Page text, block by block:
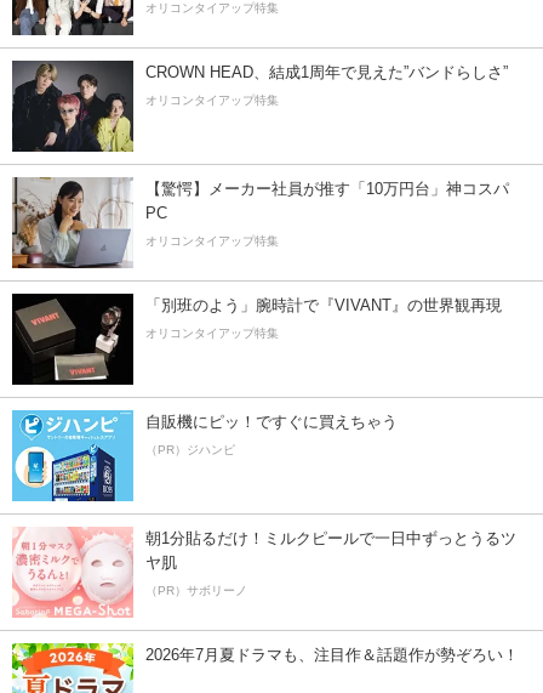
オリコンタイアップ特集
CROWN HEAD、結成1周年で見えた”バンドらしさ”
オリコンタイアップ特集
【驚愕】メーカー社員が推す「10万円台」神コスパ
PC
オリコンタイアップ特集
「別班のよう」腕時計で『VIVANT』の世界観再現
オリコンタイアップ特集
自販機にピッ！ですぐに買えちゃう
（PR）ジハンピ
朝1分貼るだけ！ミルクピールで一日中ずっとうるツ
ヤ肌
（PR）サボリーノ
2026年7月夏ドラマも、注目作＆話題作が勢ぞろい！